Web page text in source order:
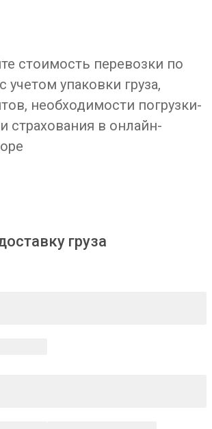
стоимость перевозки по
учетом упаковки груза,
необходимости погрузки-
и страхования в онлайн-
груза